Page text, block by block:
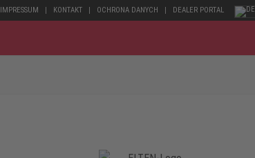
IMPRESSUM KONTAKT OCHRONA DANYCH DEALER PORTAL